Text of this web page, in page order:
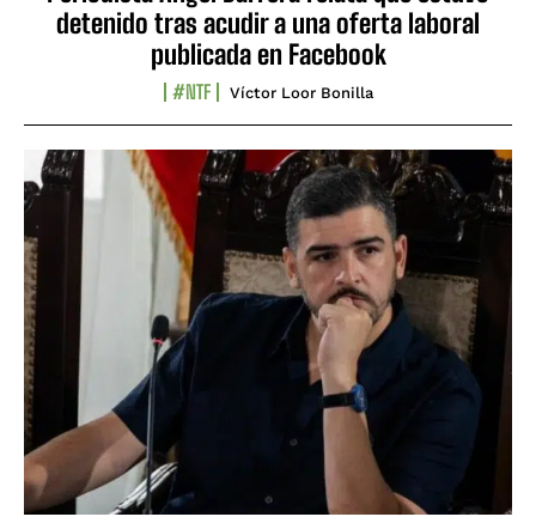
detenido tras acudir a una oferta laboral
publicada en Facebook
#NTF Víctor Loor Bonilla